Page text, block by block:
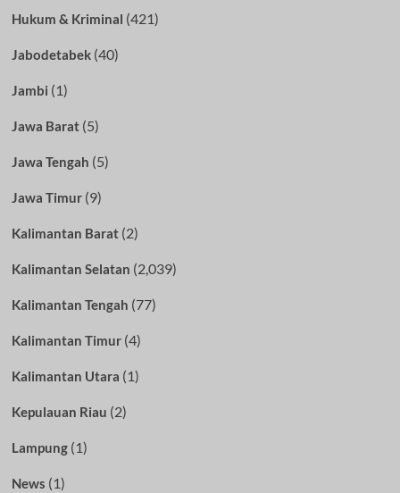
Hukum & Kriminal (421)
Jabodetabek(40)
Jambi (1)
Jawa Barat(5)
Jawa Tengah (5)
Jawa Timur(9)
Kalimantan Barat(2)
Kalimantan Selatan (2,039)
Kalimantan Tengah (77)
Kalimantan Timur(4)
Kalimantan Utara (1)
Kepulauan Riau (2)
Lampung(1)
News (1)